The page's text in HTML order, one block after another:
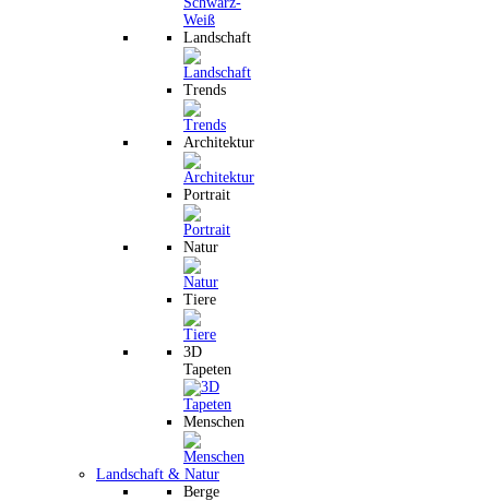
Landschaft
Trends
Architektur
Portrait
Natur
Tiere
3D
Tapeten
Menschen
Landschaft & Natur
Berge